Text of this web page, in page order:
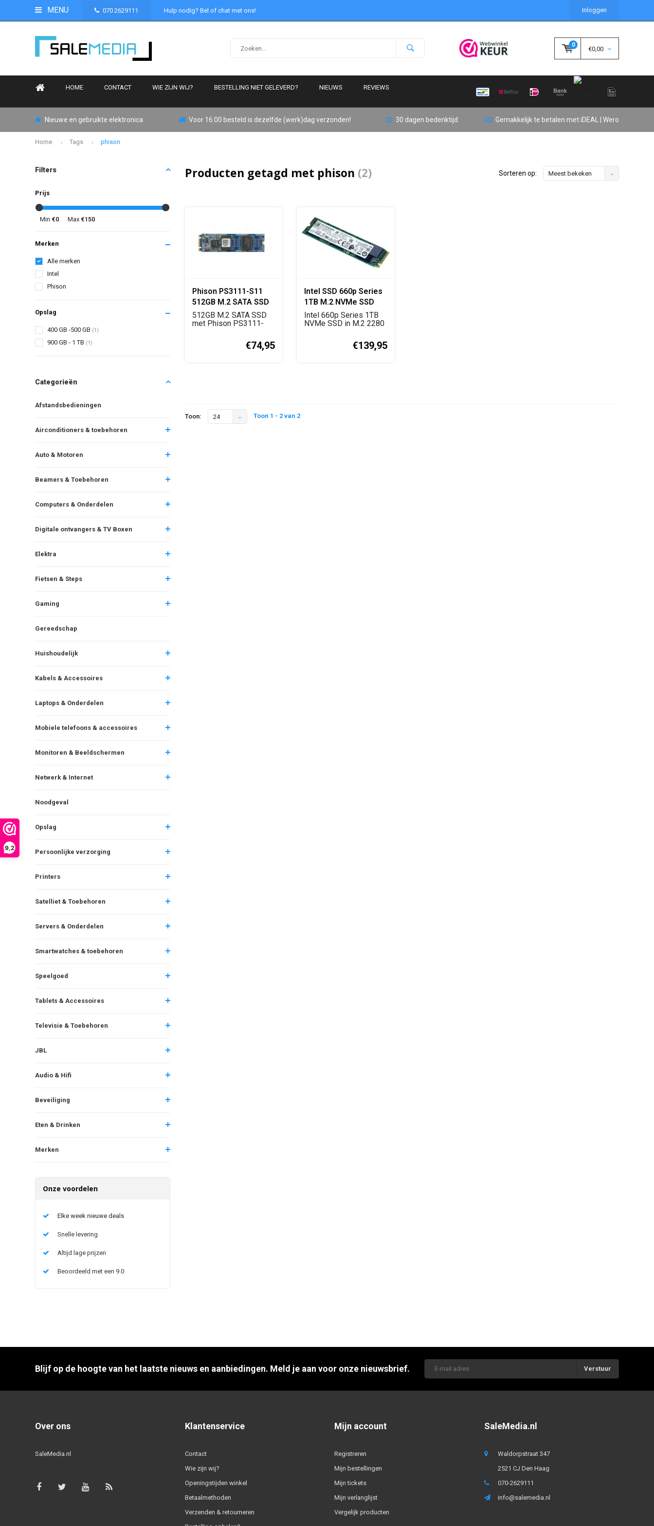
9,2
MENU 070 2629111 Hulp nodig? Bel of chat met ons! Inloggen
0
€0,00
HOME CONTACT WIE ZIJN WIJ? BESTELLING NIET GELEVERD? NIEUWS REVIEWS
Nieuwe en gebruikte elektronica Voor 16:00 besteld is dezelfde (werk)dag verzonden! 30 dagen bedenktijd Gemakkelijk te betalen met iDEAL | Wero
Home Tags phison
Filters
Prijs
Min €0 Max €150
Merken
Alle merken
Intel
Phison
Opslag
400 GB -500 GB (1)
900 GB - 1 TB (1)
Categorieën
Afstandsbedieningen
Airconditioners & toebehoren
Auto & Motoren
Beamers & Toebehoren
Computers & Onderdelen
Digitale ontvangers & TV Boxen
Elektra
Fietsen & Steps
Gaming
Gereedschap
Huishoudelijk
Kabels & Accessoires
Laptops & Onderdelen
Mobiele telefoons & accessoires
Monitoren & Beeldschermen
Netwerk & Internet
Noodgeval
Opslag
Persoonlijke verzorging
Printers
Satelliet & Toebehoren
Servers & Onderdelen
Smartwatches & toebehoren
Speelgoed
Tablets & Accessoires
Televisie & Toebehoren
JBL
Audio & Hifi
Beveiliging
Eten & Drinken
Merken
Onze voordelen
Elke week nieuwe deals
Snelle levering
Altijd lage prijzen
Beoordeeld met een 9.0
Producten getagd met phison (2) Sorteren op: Meest bekeken
Phison PS3111-S11
512GB M.2 SATA SSD
512GB M.2 SATA SSD
met Phison PS3111-
€74,95
Intel SSD 660p Series
1TB M.2 NVMe SSD
Intel 660p Series 1TB
NVMe SSD in M.2 2280
€139,95
Toon: 24 Toon 1 - 2 van 2
Blijf op de hoogte van het laatste nieuws en aanbiedingen. Meld je aan voor onze nieuwsbrief. Verstuur
Over ons
SaleMedia.nl
Klantenservice
Contact
Wie zijn wij?
Openingstijden winkel
Betaalmethoden
Verzenden & retourneren
Mijn account
Registreren
Mijn bestellingen
Mijn tickets
Mijn verlanglijst
Vergelijk producten
SaleMedia.nl
Waldorpstraat 347
2521 CJ Den Haag
070-2629111
info@salemedia.nl